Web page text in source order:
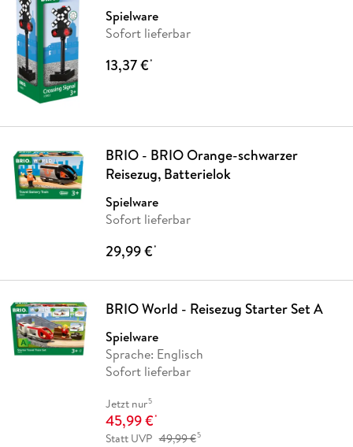
Spielware
Sofort lieferbar
13,37 €*
BRIO - BRIO Orange-schwarzer
Reisezug, Batterielok
Spielware
Sofort lieferbar
29,99 €*
BRIO World - Reisezug Starter Set A
Spielware
Sprache: Englisch
Sofort lieferbar
Jetzt nur5
45,99 €*
Statt UVP 49,99 €5